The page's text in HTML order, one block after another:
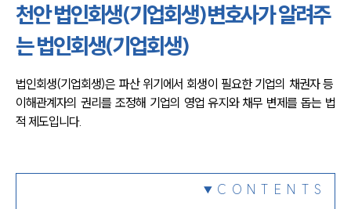
천안 분사무소 오시는 길
천안변호사상담 상담접수
채용정보
천안 법인회생(기업회생)변호사가 알려주
는 법인회생(기업회생)
법인회생(기업회생)은 파산 위기에서 회생이 필요한 기업의 채권자 등
이해관계자의 권리를 조정해 기업의 영업 유지와 채무 변제를 돕는 법
적 제도입니다.
CONTENTS